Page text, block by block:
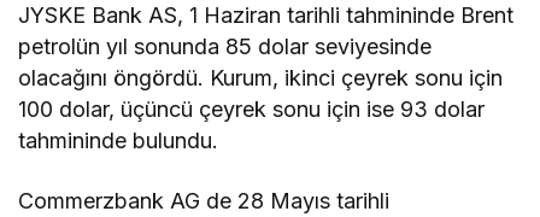
JYSKE Bank AS, 1 Haziran tarihli tahmininde Brent
petrolün yıl sonunda 85 dolar seviyesinde
olacağını öngördü. Kurum, ikinci çeyrek sonu için
100 dolar, üçüncü çeyrek sonu için ise 93 dolar
tahmininde bulundu.
Commerzbank AG de 28 Mayıs tarihli